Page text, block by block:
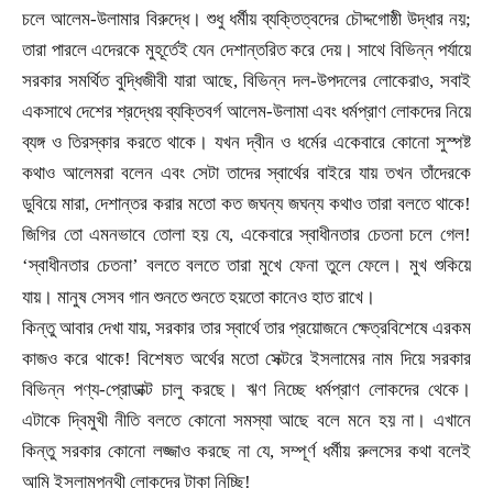
চলে আলেম-উলামার বিরুদ্ধে। শুধু ধর্মীয় ব্যক্তিত্বদের চৌদ্দগোষ্ঠী উদ্ধার নয়;
তারা পারলে এদেরকে মুহূর্তেই যেন দেশান্তরিত করে দেয়। সাথে বিভিন্ন পর্যায়ে
সরকার সমর্থিত বুদ্ধিজীবী যারা আছে,বিভিন্ন দল-উপদলের লোকেরাও, সবাই
একসাথে দেশের শ্রদ্ধেয় ব্যক্তিবর্গ আলেম-উলামা এবং ধর্মপ্রাণ লোকদের নিয়ে
ব্যঙ্গ ও তিরস্কার করতে থাকে। যখন দ্বীন ও ধর্মের একেবারে কোনো সুস্পষ্ট
কথাও আলেমরা বলেন এবং সেটা তাদের স্বার্থের বাইরে যায় তখন তাঁদেরকে
ডুবিয়ে মারা, দেশান্তর করার মতো কত জঘন্য জঘন্য কথাও তারা বলতে থাকে!
জিগির তো এমনভাবে তোলা হয় যে, একেবারে স্বাধীনতার চেতনা চলে গেল!
‘স্বাধীনতার চেতনা’ বলতে বলতে তারা মুখে ফেনা তুলে ফেলে। মুখ শুকিয়ে
যায়। মানুষ সেসব গান শুনতে শুনতে হয়তো কানেও হাত রাখে ।
কিন্তু আবার দেখা যায়,সরকার তার স্বার্থে তার প্রয়োজনে ক্ষেত্রবিশেষে এরকম
কাজও করে থাকে! বিশেষত অর্থের মতো সেক্টরে ইসলামের নাম দিয়ে সরকার
বিভিন্ন পণ্য-প্রোডাক্ট চালু করছে। ঋণ নিচ্ছে ধর্মপ্রাণ লোকদের থেকে।
এটাকে দ্বিমুখী নীতি বলতে কোনো সমস্যা আছে বলে মনে হয় না। এখানে
কিন্তু সরকার কোনো লজ্জাও করছে না যে,সম্পূর্ণ ধর্মীয় রুলসের কথা বলেই
আমি ইসলামপন্থী লোকদের টাকা নিচ্ছি!